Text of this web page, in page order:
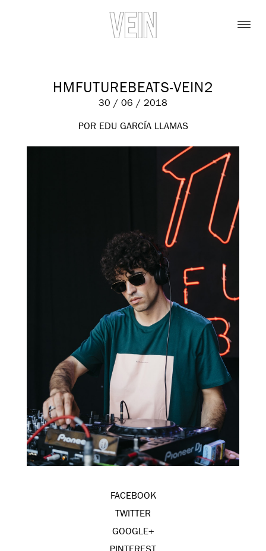
HMFUTUREBEATS-VEIN2
30 / 06 / 2018
POR EDU GARCÍA LLAMAS
FACEBOOK
TWITTER
GOOGLE+